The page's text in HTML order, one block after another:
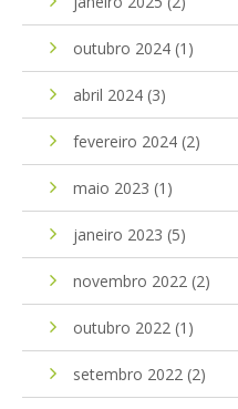
outubro 2024 (1)
abril 2024 (3)
fevereiro 2024 (2)
maio 2023 (1)
janeiro 2023 (5)
novembro 2022 (2)
outubro 2022 (1)
setembro 2022 (2)